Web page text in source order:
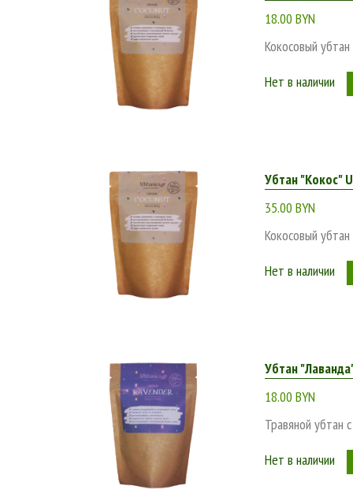
18.00 BYN
Кокосовый
Нет в наличии
Убтан "Кокос"
35.00 BYN
Кокосовый
Нет в наличии
Убтан
18.00 BYN
Травяной убтан
Нет в наличии